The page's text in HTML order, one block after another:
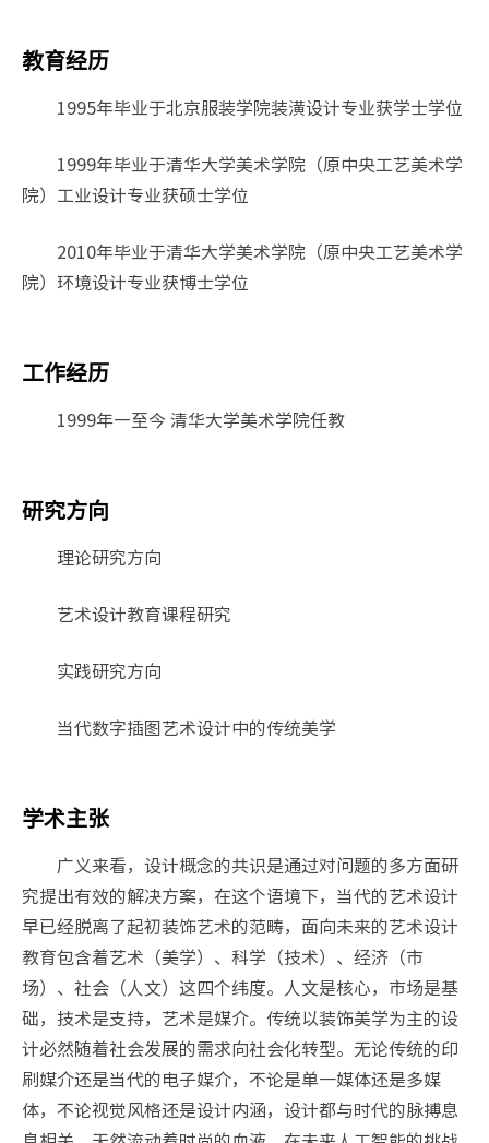
教育经历
1995年毕业于北京服装学院装潢设计专业获学士学位
1999年毕业于清华大学美术学院（原中央工艺美术学
院）工业设计专业获硕士学位
2010年毕业于清华大学美术学院（原中央工艺美术学
院）环境设计专业获博士学位
工作经历
1999年—至今 清华大学美术学院任教
研究方向
理论研究方向
艺术设计教育课程研究
实践研究方向
当代数字插图艺术设计中的传统美学
学术主张
广义来看，设计概念的共识是通过对问题的多方面研
究提出有效的解决方案，在这个语境下，当代的艺术设计
早已经脱离了起初装饰艺术的范畴，面向未来的艺术设计
教育包含着艺术（美学）、科学（技术）、经济（市
场）、社会（人文）这四个纬度。人文是核心，市场是基
础，技术是支持，艺术是媒介。传统以装饰美学为主的设
计必然随着社会发展的需求向社会化转型。无论传统的印
刷媒介还是当代的电子媒介，不论是单一媒体还是多媒
体，不论视觉风格还是设计内涵，设计都与时代的脉搏息